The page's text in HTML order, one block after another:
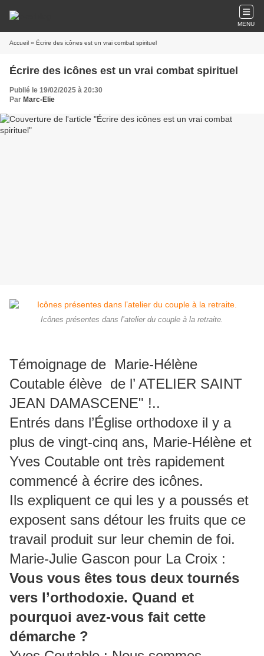
MENU
Accueil » Écrire des icônes est un vrai combat spirituel
Écrire des icônes est un vrai combat spirituel
Publié le 19/02/2025 à 20:30
Par Marc-Elie
Icônes présentes dans l’atelier du couple à la retraite.
Témoignage de Marie-Hélène
Coutable élève de l’ ATELIER SAINT
JEAN DAMASCENE" !..
Entrés dans l’Église orthodoxe il y a
plus de vingt-cinq ans, Marie-Hélène et
Yves Coutable ont très rapidement
commencé à écrire des icônes.
Ils expliquent ce qui les y a poussés et
exposent sans détour les fruits que ce
travail produit sur leur chemin de foi.
Marie-Julie Gascon pour La Croix :
Vous vous êtes tous deux tournés
vers l’orthodoxie. Quand et
pourquoi avez-vous fait cette
démarche ?